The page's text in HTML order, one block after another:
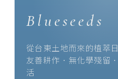
Blueseeds
從台東土地而來的植萃
友善耕作．無化學殘留
活